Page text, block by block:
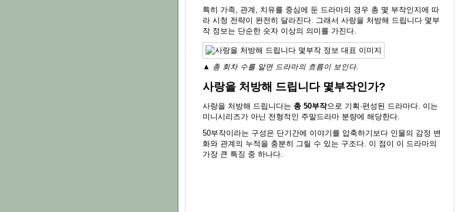
특히 가족, 관계, 치유를 중심에 둔 드라마의 경우 총 몇 부작인지에 따
라 시청 전략이 완전히 달라진다. 그래서 사랑을 처방해 드립니다 몇부
작 정보는 단순한 숫자 이상의 의미를 가진다.
▲ 총 회차 수를 알면 드라마의 흐름이 보인다.
사랑을 처방해 드립니다 몇부작인가?
사랑을 처방해 드립니다는 총 50부작으로 기획·편성된 드라마다. 이는
미니시리즈가 아닌 전형적인 주말드라마 분량에 해당한다.
50부작이라는 구성은 단기간에 이야기를 압축하기보다 인물의 감정 변
화와 관계의 누적을 충분히 그릴 수 있는 구조다. 이 점이 이 드라마의
가장 큰 특징 중 하나다.